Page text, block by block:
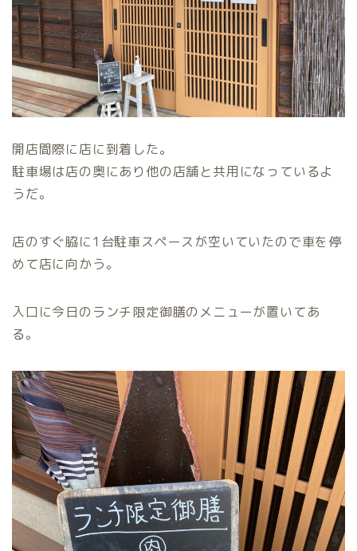
開店間際に店に到着した。
駐車場は店の奥にあり他の店舗と共用になっているよ
うだ。
店のすぐ脇に1台駐車スペースが空いていたので車を停
めて店に向かう。
入口に今日のランチ限定御膳のメニューが置いてあ
る。